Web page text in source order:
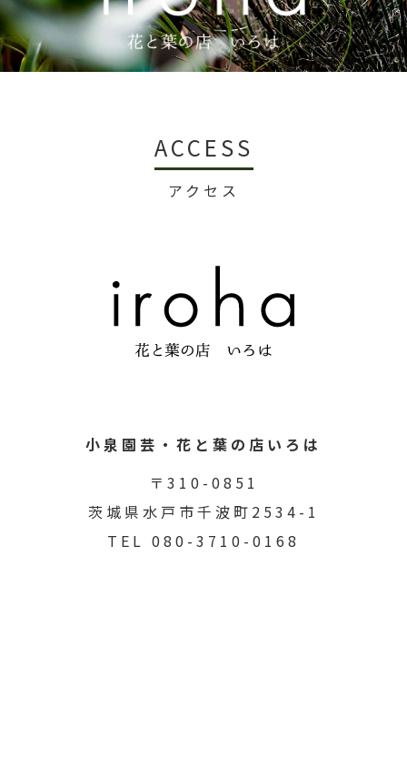
ACCESS
アクセス
小泉園芸・花と葉の店いろは
〒310-0851
茨城県水戸市千波町2534-1
TEL 080-3710-0168